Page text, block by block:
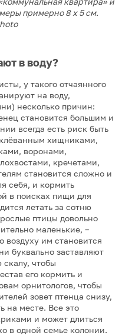
примерно 8 х 5 см.
в воду?
у такого отчаянного
на воду,
несколько причин:
становится большим и
всегда есть риск быть
хищниками,
воронами,
кречетами,
становится сложно и
себя, и кормить
в поисках пищи для
летать за сотню
птицы довольно
маленькие, –
воздуху им становится
буквально заставляют
скалу, чтобы
его кормить и
орнитологов, чтобы
зовет птенца снизу,
на месте. Все это
и может длиться
в одной семье колонии.